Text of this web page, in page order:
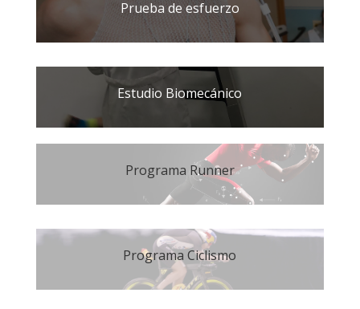
Prueba de esfuerzo
Estudio Biomecánico
Programa Runner
Programa Ciclismo